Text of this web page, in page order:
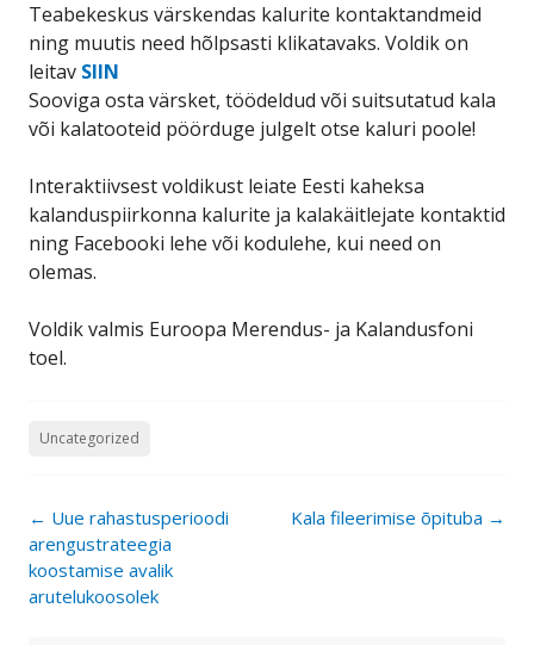
Teabekeskus värskendas kalurite kontaktandmeid
ning muutis need hõlpsasti klikatavaks. Voldik on
leitav SIIN
Sooviga osta värsket, töödeldud või suitsutatud kala
või kalatooteid pöörduge julgelt otse kaluri poole!
Interaktiivsest voldikust leiate Eesti kaheksa
kalanduspiirkonna kalurite ja kalakäitlejate kontaktid
ning Facebooki lehe või kodulehe, kui need on
olemas.
Voldik valmis Euroopa Merendus- ja Kalandusfoni
toel.
Uncategorized
Post
navigation
← Uue rahastusperioodi
arengustrateegia
koostamise avalik
arutelukoosolek
Kala fileerimise õpituba →